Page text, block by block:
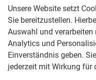
Kopfstützen,
inkl. City-
Innen
Unsere Website setzt
Sie bereitzustellen.
Auswahl und
Analytics und
Einverständnis geben.
jederzeit mit Wirkung für